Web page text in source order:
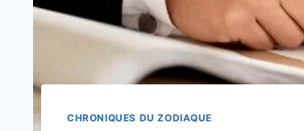
CHRONIQUES DU ZODIAQUE